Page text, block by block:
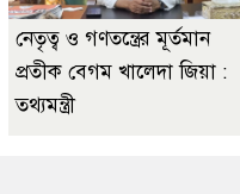
নেতৃত্ব ও গণতন্ত্রের মূর্তমান
প্রতীক বেগম খালেদা জিয়া :
তথ্যমন্ত্রী